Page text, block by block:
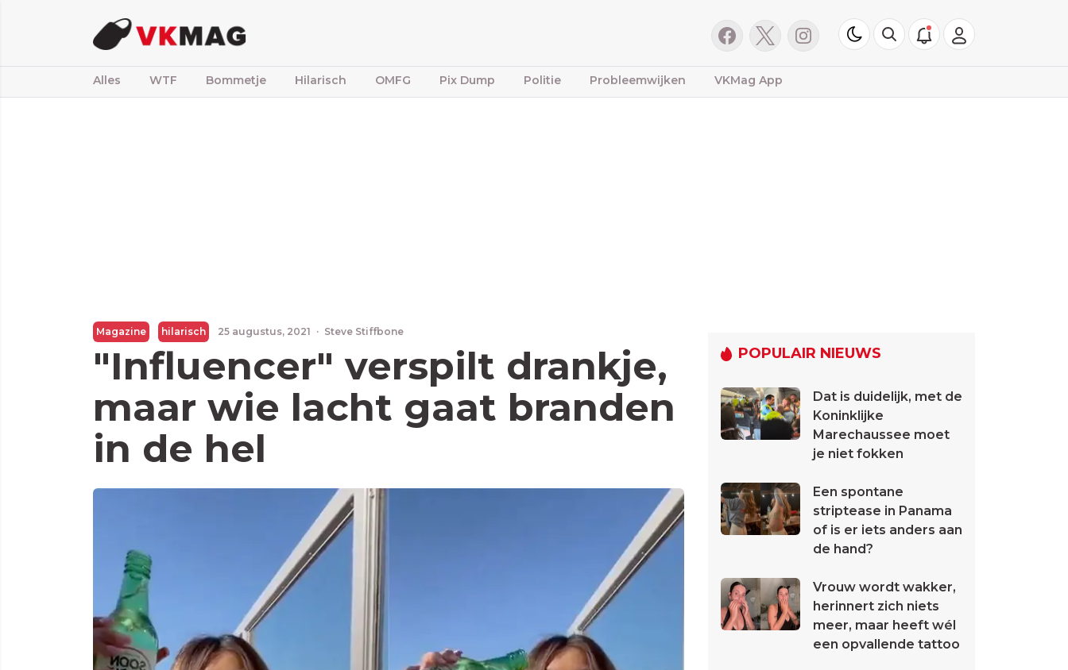
Alles WTF Bommetje Hilarisch OMFG Pix Dump Politie Probleemwijken VKMag App
Magazine hilarisch 25 augustus, 2021 · Steve Stiffbone
"Influencer" verspilt drankje,
maar wie lacht gaat branden
in de hel
POPULAIR NIEUWS
Dat is duidelijk, met de
Koninklijke
Marechaussee moet
je niet fokken
Een spontane
striptease in Panama
of is er iets anders aan
de hand?
Vrouw wordt wakker,
herinnert zich niets
meer, maar heeft wél
een opvallende tattoo